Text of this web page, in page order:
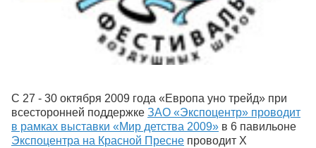
С 27 - 30 октября 2009 года «Европа уно трейд» при
всесторонней поддержке ЗАО «Экспоцентр» проводит
в рамках выставки «Мир детства 2009» в 6 павильоне
Экспоцентра на Красной Пресне проводит X